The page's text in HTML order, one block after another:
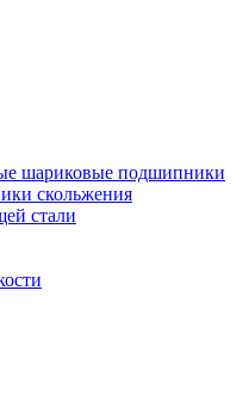
шариковые подшипники
скольжения
стали